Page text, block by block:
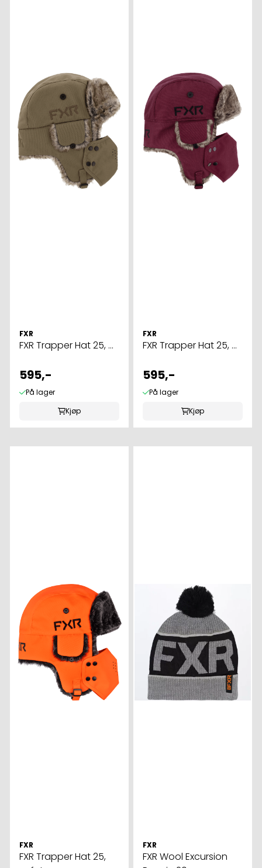
FXR
FXR Trapper Hat 25, ...
595,-
På lager
Kjøp
FXR
FXR Trapper Hat 25, ...
595,-
På lager
Kjøp
FXR
FXR Trapper Hat 25,
FXR
FXR Wool Excursion